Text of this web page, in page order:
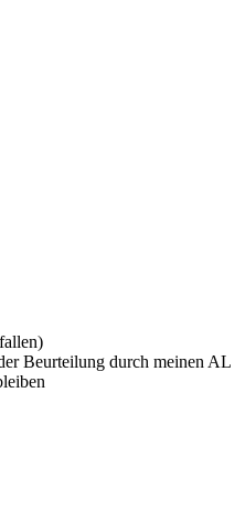
Beurteilung durch meinen AL